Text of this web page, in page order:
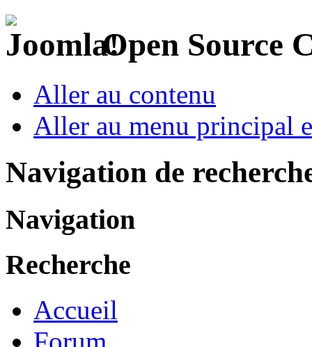
Open Source
Aller au contenu
Aller au menu principal
Navigation de
Navigation
Recherche
Accueil